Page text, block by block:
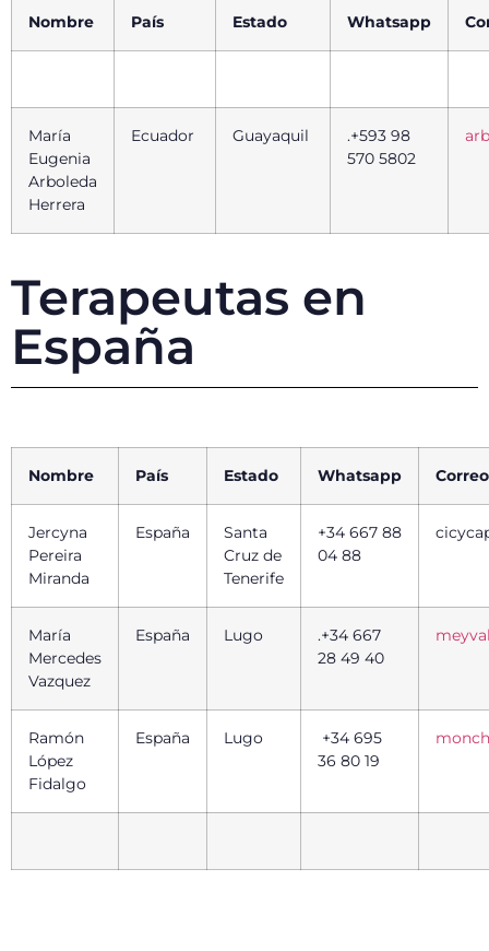
Nombre País Estado Whatsapp
María
Eugenia
Arboleda
Herrera
Ecuador Guayaquil
.+593 98
570 5802
Terapeutas en
España
Nombre País Estado Whatsapp
Jercyna
Pereira
Miranda
España
Santa
Cruz de
Tenerife
+34 667 88
04 88
María
Mercedes
Vazquez
España Lugo
.+34 667
28 49 40
Ramón
López
Fidalgo
España Lugo
+34 695
36 80 19